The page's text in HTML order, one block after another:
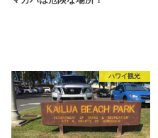
ハワイ観光